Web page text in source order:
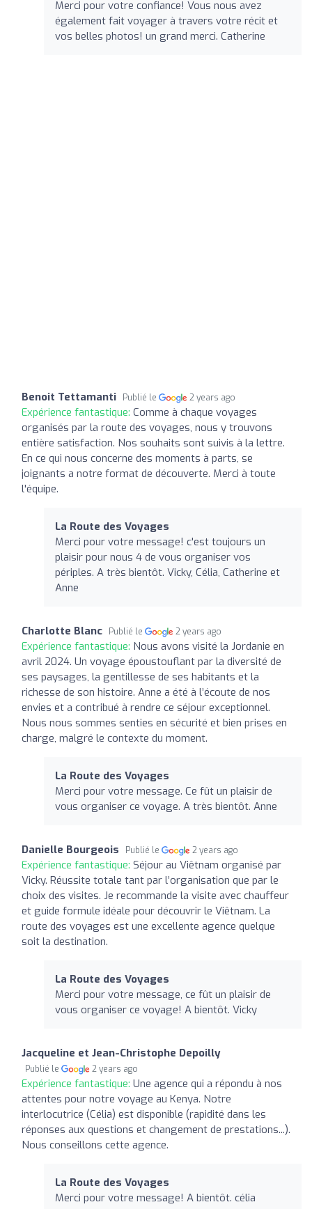
Merci pour votre confiance! Vous nous avez
également fait voyager à travers votre récit et
vos belles photos! un grand merci. Catherine
Benoit Tettamanti Publié le 2 years ago
Expérience fantastique: Comme à chaque voyages
organisés par la route des voyages, nous y trouvons
entière satisfaction. Nos souhaits sont suivis à la lettre.
En ce qui nous concerne des moments à parts, se
joignants a notre format de découverte. Merci à toute
l'équipe.
La Route des Voyages
Merci pour votre message! c'est toujours un
plaisir pour nous 4 de vous organiser vos
périples. A très bientôt. Vicky, Célia, Catherine et
Anne
Charlotte Blanc Publié le 2 years ago
Expérience fantastique: Nous avons visité la Jordanie en
avril 2024. Un voyage époustouflant par la diversité de
ses paysages, la gentillesse de ses habitants et la
richesse de son histoire. Anne a été à l’écoute de nos
envies et a contribué à rendre ce séjour exceptionnel.
Nous nous sommes senties en sécurité et bien prises en
charge, malgré le contexte du moment.
La Route des Voyages
Merci pour votre message. Ce fût un plaisir de
vous organiser ce voyage. A très bientôt. Anne
Danielle Bourgeois Publié le 2 years ago
Expérience fantastique: Séjour au Viêtnam organisé par
Vicky. Réussite totale tant par l’organisation que par le
choix des visites. Je recommande la visite avec chauffeur
et guide formule idéale pour découvrir le Viêtnam. La
route des voyages est une excellente agence quelque
soit la destination.
La Route des Voyages
Merci pour votre message, ce fût un plaisir de
vous organiser ce voyage! A bientôt. Vicky
Jacqueline et Jean-Christophe Depoilly
Publié le 2 years ago
Expérience fantastique: Une agence qui a répondu à nos
attentes pour notre voyage au Kenya. Notre
interlocutrice (Célia) est disponible (rapidité dans les
réponses aux questions et changement de prestations...).
Nous conseillons cette agence.
La Route des Voyages
Merci pour votre message! A bientôt. célia